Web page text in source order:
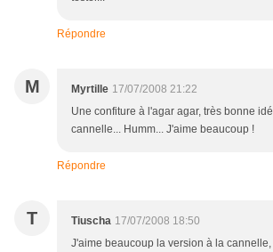
Répondre
M Myrtille 17/07/2008 21:22
Une confiture à l'agar agar, très bonne
cannelle... Humm... J'aime beaucoup !
Répondre
T Tiuscha 17/07/2008 18:50
J'aime beaucoup la version à la